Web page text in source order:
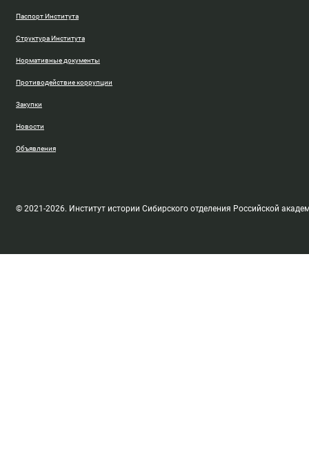
Паспорт Института
Структура Института
Нормативные документы
Противодействие коррупции
Закупки
Новости
Объявления
© 2021-2026. Институт истории Сибирского отделения Российской